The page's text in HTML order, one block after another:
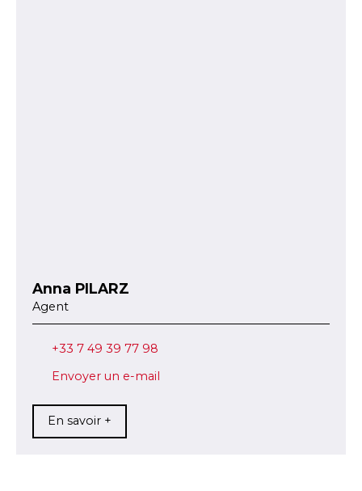
Anna PILARZ
Agent
+33 7 49 39 77 98
Envoyer un e-mail
En savoir +